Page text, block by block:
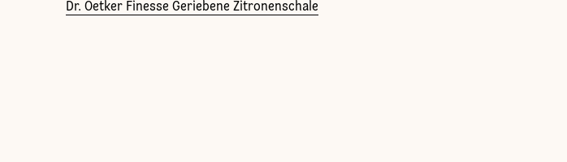
Dr. Oetker Finesse Geriebene Zitronenschale